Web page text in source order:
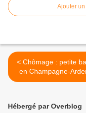
Ajouter
< Chômage : petite baisse
en Champagne-
Hébergé par Overblog